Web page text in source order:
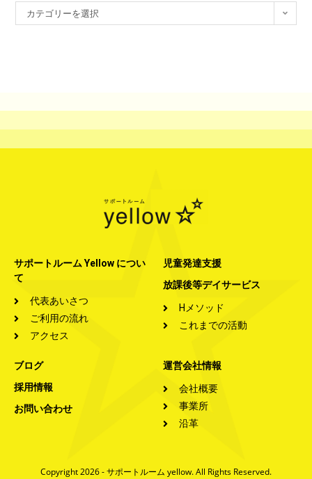
カテゴリーを選択
サポートルーム Yellow につい
て
代表あいさつ
ご利用の流れ
アクセス
児童発達支援
放課後等デイサービス
Hメソッド
これまでの活動
ブログ
採用情報
お問い合わせ
運営会社情報
会社概要
事業所
沿革
Copyright 2026 - サポートルーム yellow. All Rights Reserved.